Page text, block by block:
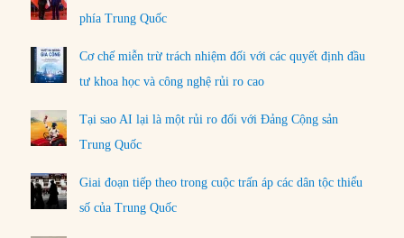
phía Trung Quốc
Cơ chế miễn trừ trách nhiệm đối với các quyết định đầu
tư khoa học và công nghệ rủi ro cao
Tại sao AI lại là một rủi ro đối với Đảng Cộng sản
Trung Quốc
Giai đoạn tiếp theo trong cuộc trấn áp các dân tộc thiểu
số của Trung Quốc